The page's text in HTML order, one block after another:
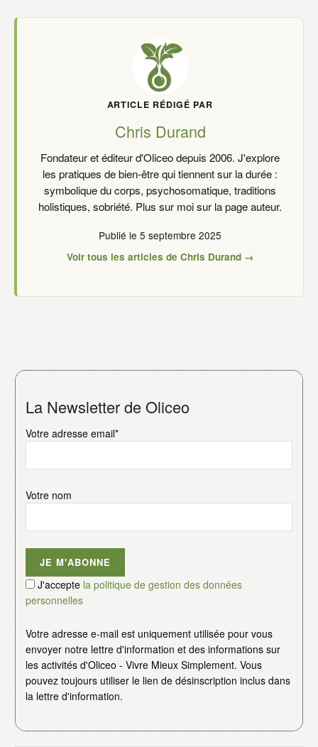
ARTICLE RÉDIGÉ PAR
Chris Durand
Fondateur et éditeur d'Oliceo depuis 2006. J'explore
les pratiques de bien-être qui tiennent sur la durée :
symbolique du corps, psychosomatique, traditions
holistiques, sobriété. Plus sur moi sur la page auteur.
Publié le 5 septembre 2025
Voir tous les articles de Chris Durand →
La Newsletter de Oliceo
Votre adresse email*
Votre nom
J'accepte la politique de gestion des données
personnelles
Votre adresse e-mail est uniquement utilisée pour vous
envoyer notre lettre d'information et des informations sur
les activités d'Oliceo - Vivre Mieux Simplement. Vous
pouvez toujours utiliser le lien de désinscription inclus dans
la lettre d'information.